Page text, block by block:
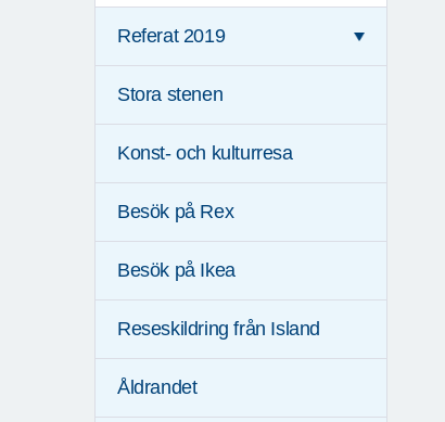
Referat 2019
Stora stenen
Konst- och kulturresa
Besök på Rex
Besök på Ikea
Reseskildring från Island
Åldrandet